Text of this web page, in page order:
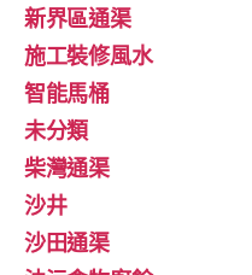
新界區通渠
施工裝修風水
智能馬桶
未分類
柴灣通渠
沙井
沙田通渠